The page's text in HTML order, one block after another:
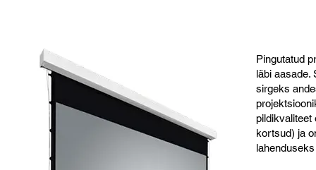
Pingutatud
läbi aasade.
sirgeks
pildikvaliteet
kortsud) ja